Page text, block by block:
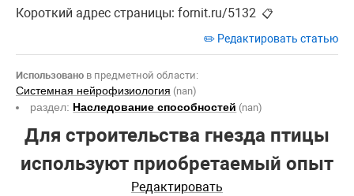
Короткий адрес страницы: fornit.ru/5132 📋
✏️ Редактировать статью
Использовано в предметной области:
Системная нейрофизиология (nan)
раздел: Наследование способностей (nan)
Для строительства гнезда птицы
используют приобретаемый опыт
Редактировать